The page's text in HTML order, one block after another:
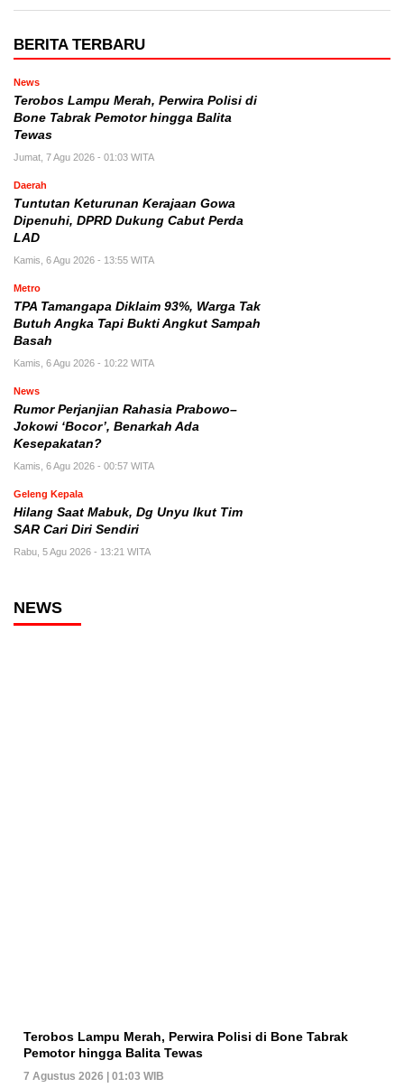
BERITA TERBARU
News
Terobos Lampu Merah, Perwira Polisi di
Bone Tabrak Pemotor hingga Balita
Tewas
Jumat, 7 Agu 2026 - 01:03 WITA
Daerah
Tuntutan Keturunan Kerajaan Gowa
Dipenuhi, DPRD Dukung Cabut Perda
LAD
Kamis, 6 Agu 2026 - 13:55 WITA
Metro
TPA Tamangapa Diklaim 93%, Warga Tak
Butuh Angka Tapi Bukti Angkut Sampah
Basah
Kamis, 6 Agu 2026 - 10:22 WITA
News
Rumor Perjanjian Rahasia Prabowo–
Jokowi ‘Bocor’, Benarkah Ada
Kesepakatan?
Kamis, 6 Agu 2026 - 00:57 WITA
Geleng Kepala
Hilang Saat Mabuk, Dg Unyu Ikut Tim
SAR Cari Diri Sendiri
Rabu, 5 Agu 2026 - 13:21 WITA
NEWS
Terobos Lampu Merah, Perwira Polisi di Bone Tabrak
Pemotor hingga Balita Tewas
7 Agustus 2026 | 01:03 WIB